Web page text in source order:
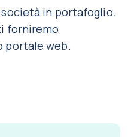
in portafoglio.
forniremo
portale web.